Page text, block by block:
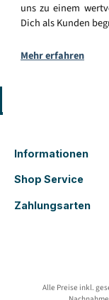
uns zu einem
Dich als Kunden
Mehr erfahren
Informationen
Shop Service
Zahlungsarten
Alle Preise inkl.